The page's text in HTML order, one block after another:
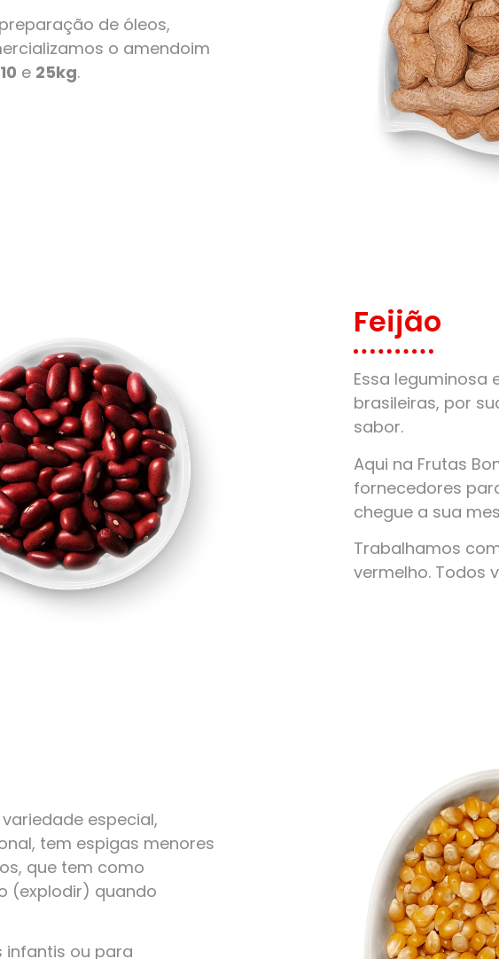
de óleos,
o amendoim
10 e 25kg.
Feijão
Essa leguminosa
brasileiras, por
sabor.
Aqui na Frutas
fornecedores
chegue a sua
Trabalhamos
vermelho. Todos
especial,
tem espigas menores
que tem como
(explodir) quando
infantis ou para